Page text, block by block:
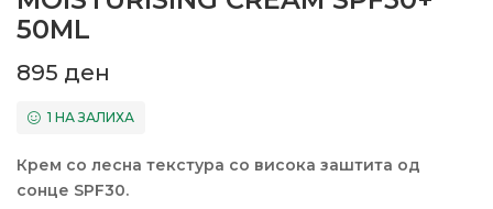
50ML
895 ден
1 НА ЗАЛИХА
Крем со лесна текстура со висока заштита од
сонце SPF30.